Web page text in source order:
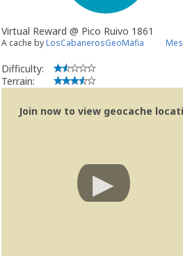
Virtual Reward @ Pico Ruivo 1861
A cache byLosCabanerosGeoMafia
Difficulty:
Terrain:
Join now to view geocache